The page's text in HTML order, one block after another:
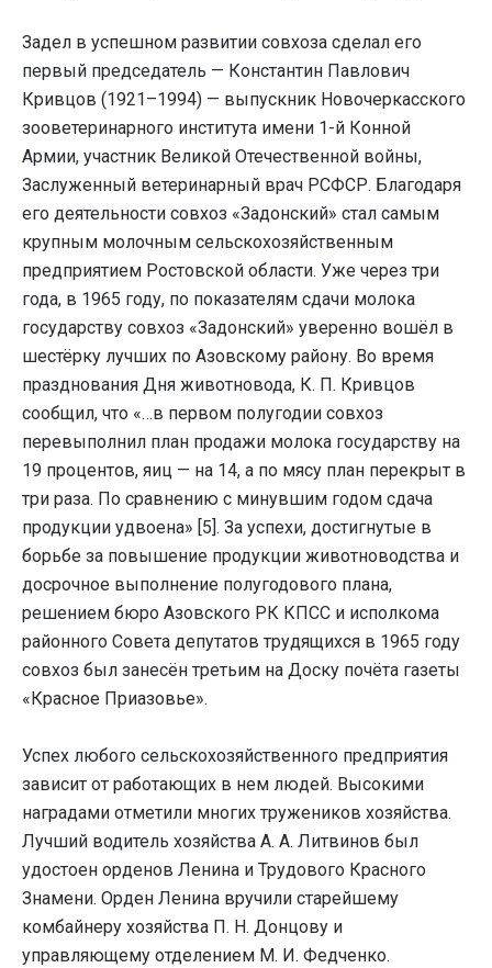
Задел в успешном развитии совхоза сделал его
первый председатель — Константин Павлович
Кривцов (1921–1994) — выпускник Новочеркасского
зооветеринарного института имени 1-й Конной
Армии, участник Великой Отечественной войны,
Заслуженный ветеринарный врач РСФСР. Благодаря
его деятельности совхоз «Задонский» стал самым
крупным молочным сельскохозяйственным
предприятием Ростовской области. Уже через три
года, в 1965 году, по показателям сдачи молока
государству совхоз «Задонский» уверенно вошёл в
шестёрку лучших по Азовскому району. Во время
празднования Дня животновода, К. П. Кривцов
сообщил, что «…в первом полугодии совхоз
перевыполнил план продажи молока государству на
19 процентов, яиц — на 14, а по мясу план перекрыт в
три раза. По сравнению с минувшим годом сдача
продукции удвоена» [5]. За успехи, достигнутые в
борьбе за повышение продукции животноводства и
досрочное выполнение полугодового плана,
решением бюро Азовского РК КПСС и исполкома
районного Совета депутатов трудящихся в 1965 году
совхоз был занесён третьим на Доску почёта газеты
«Красное Приазовье».
Успех любого сельскохозяйственного предприятия
зависит от работающих в нем людей. Высокими
наградами отметили многих тружеников хозяйства.
Лучший водитель хозяйства А. А. Литвинов был
удостоен орденов Ленина и Трудового Красного
Знамени. Орден Ленина вручили старейшему
комбайнеру хозяйства П. Н. Донцову и
управляющему отделением М. И. Федченко.